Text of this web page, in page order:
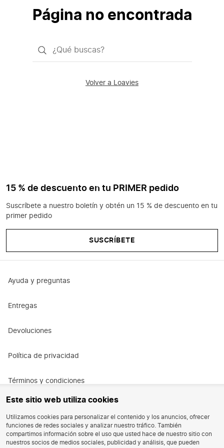
Este sitio web utiliza cookies
Utilizamos cookies para personalizar el contenido y los anuncios, ofrecer
funciones de redes sociales y analizar nuestro tráfico. También
compartimos información sobre el uso que usted hace de nuestro sitio con
nuestros socios de medios sociales, publicidad y análisis, que pueden
Página no encontrada
¿Qué
Volver a Loavies
15 % de descuento en tu PRIMER pedido
Suscríbete a nuestro boletín y obtén un 15 % de descuento en tu
primer pedido
SUSCRÍBETE
Ayuda y preguntas
Entregas
Devoluciones
Política de privacidad
Términos y condiciones
Oportunidad de trabajo